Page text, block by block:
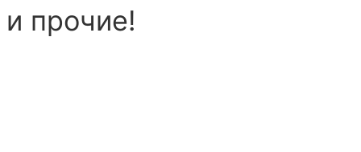
и прочие!